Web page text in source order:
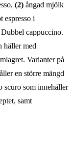
(2) ångad mjölk
espresso i
cappuccino.
häller med
Varianter på
en större mängd
scuro som innehåller
samt